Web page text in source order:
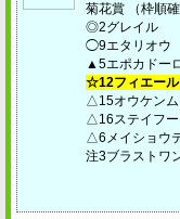
菊花賞 （枠順
◎2グレイル
◯9エタリオウ
▲5エポカドー
☆12フィエー
△15オウケンム
△16ステイフー
△6メイショウ
注3ブラストワ